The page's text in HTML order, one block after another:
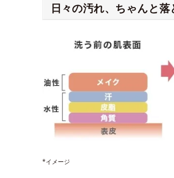
日々の汚れ、ちゃんと
*イメージ